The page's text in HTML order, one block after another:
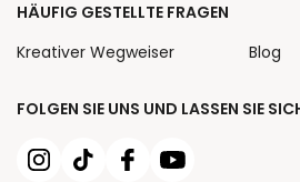
FOLGEN SIE UNS UND LASSEN SIE
HÄUFIG GESTELLTE FRAGEN
Kreativer Wegweiser
Blog